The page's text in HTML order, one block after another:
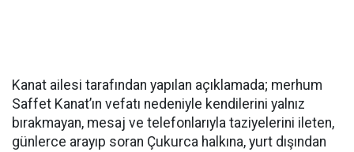
Kanat ailesi tarafından yapılan açıklamada; merhum
Saffet Kanat’ın vefatı nedeniyle kendilerini yalnız
bırakmayan, mesaj ve telefonlarıyla taziyelerini ileten,
günlerce arayıp soran Çukurca halkına, yurt dışından